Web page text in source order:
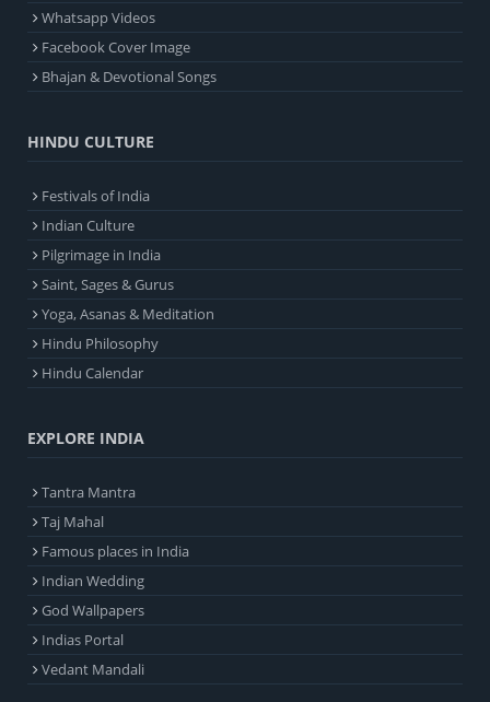
Whatsapp Videos
Facebook Cover Image
Bhajan & Devotional Songs
HINDU CULTURE
Festivals of India
Indian Culture
Pilgrimage in India
Saint, Sages & Gurus
Yoga, Asanas & Meditation
Hindu Philosophy
Hindu Calendar
EXPLORE INDIA
Tantra Mantra
Taj Mahal
Famous places in India
Indian Wedding
God Wallpapers
Indias Portal
Vedant Mandali